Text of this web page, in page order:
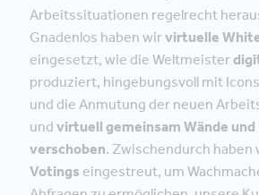
Arbeitssituationen regelrecht
Gnadenlos haben wirvirtuelle
eingesetzt, wie die Weltmeister
produziert, hingebungsvoll mit
und die Anmutung der neuen
und virtuell gemeinsam Wände und
verschoben. Zwischendurch haben
Votings eingestreut, um